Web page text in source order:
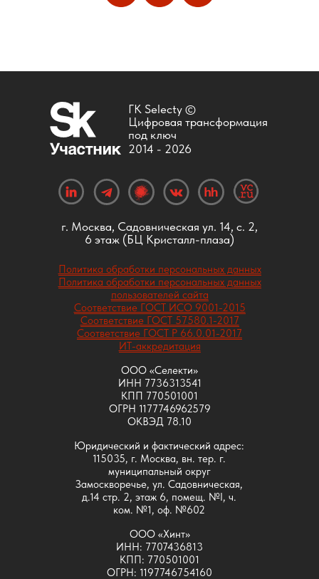
Политика обработки персональных данных
Политика обработки персональных данных
пользователей сайта
Соответствие ГОСТ ИСО 9001-2015
Соответствие ГОСТ 57580.1-2017
Соответствие ГОСТ Р 66.0.01-2017
ИТ-аккредитация
ООО «Селекти»
ИНН 7736313541
КПП 770501001
ОГРН 1177746962579
ОКВЭД 78.10
Юридический и фактический адрес:
115035, г. Москва, вн. тер. г.
муниципальный округ
Замоскворечье, ул. Садовническая,
д.14 стр. 2, этаж 6, помещ. №I, ч.
ком. №1, оф. №602
ООО «Хинт»
ИНН: 7707436813
КПП: 770501001
ОГРН: 1197746754160
ГК Selecty ©
Цифровая трансформация
под ключ
г. Москва, Садовническая ул. 14, с. 2,
6 этаж (БЦ Кристалл-плаза)
2014 - 2026